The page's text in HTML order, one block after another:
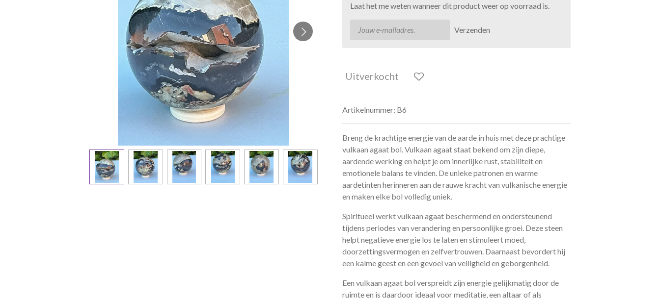
Laat het me weten wanneer dit product weer op voorraad is.
Verzenden
Uitverkocht
Artikelnummer: B6
Breng de krachtige energie van de aarde in huis met deze prachtige
vulkaan agaat bol. Vulkaan agaat staat bekend om zijn diepe,
aardende werking en helpt je om innerlijke rust, stabiliteit en
emotionele balans te vinden. De unieke patronen en warme
aardetinten herinneren aan de rauwe kracht van vulkanische energie
en maken elke bol volledig uniek.
Spiritueel werkt vulkaan agaat beschermend en ondersteunend
tijdens periodes van verandering en persoonlijke groei. Deze steen
helpt negatieve energie los te laten en stimuleert moed,
doorzettingsvermogen en zelfvertrouwen. Daarnaast bevordert hij
een kalme geest en een gevoel van veiligheid en geborgenheid.
Een vulkaan agaat bol verspreidt zijn energie gelijkmatig door de
ruimte en is daardoor ideaal voor meditatie, een altaar of als